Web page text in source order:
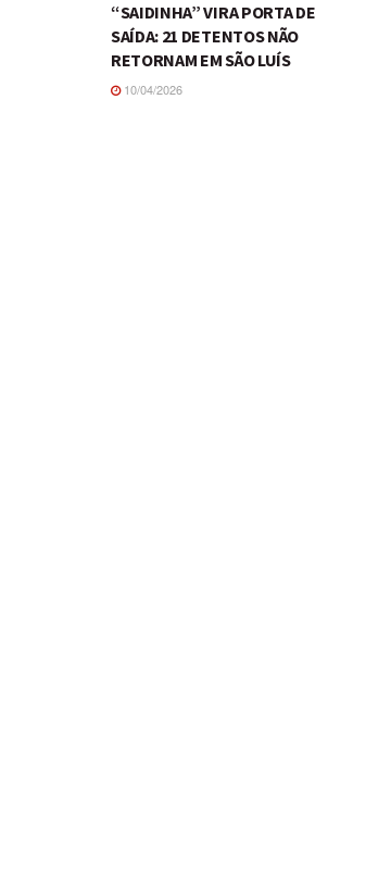
“SAIDINHA” VIRA PORTA DE
SAÍDA: 21 DETENTOS NÃO
RETORNAM EM SÃO LUÍS
10/04/2026